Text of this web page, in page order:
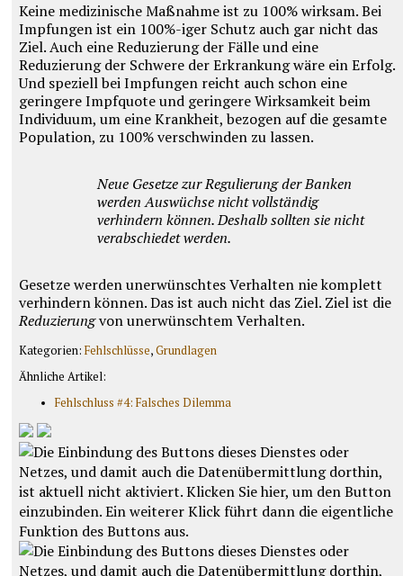
Keine medizinische Maßnahme ist zu 100% wirksam. Bei
Impfungen ist ein 100%-iger Schutz auch gar nicht das
Ziel. Auch eine Reduzierung der Fälle und eine
Reduzierung der Schwere der Erkrankung wäre ein Erfolg.
Und speziell bei Impfungen reicht auch schon eine
geringere Impfquote und geringere Wirksamkeit beim
Individuum, um eine Krankheit, bezogen auf die gesamte
Population, zu 100% verschwinden zu lassen.
Neue Gesetze zur Regulierung der Banken
werden Auswüchse nicht vollständig
verhindern können. Deshalb sollten sie nicht
verabschiedet werden.
Gesetze werden unerwünschtes Verhalten nie komplett
verhindern können. Das ist auch nicht das Ziel. Ziel ist die
Reduzierungvon unerwünschtem Verhalten.
Kategorien: Fehlschlüsse,Grundlagen
Ähnliche Artikel:
Fehlschluss #4: Falsches Dilemma